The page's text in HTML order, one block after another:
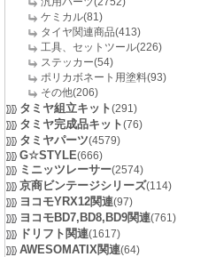
ケミカル(81)
タイヤ関連商品(413)
工具、セットツール(226)
ステッカー(54)
ポリカボネート用塗料(93)
その他(206)
タミヤ組立キット(291)
タミヤ完成品キット(76)
タミヤパーツ(4579)
G☆STYLE(666)
ミニッツレーサー(2574)
京商ビンテージシリーズ(114)
ヨコモYRX12関連(97)
ヨコモBD7,BD8,BD9関連(761)
ドリフト関連(1617)
AWESOMATIX関連(64)